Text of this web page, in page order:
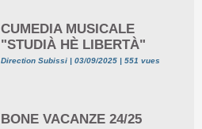
CUMEDIA MUSICALE
"STUDIÀ HÈ LIBERTÀ"
Direction Subissi | 03/09/2025 | 551 vues
BONE VACANZE 24/25